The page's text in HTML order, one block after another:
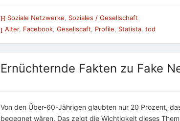
Soziale Netzwerke
Soziales / Gesellschaft
Alter, Facebook, Gesellscaft, Profile, Statista, tod
Ernüchternde Fakten zu Fake
Von den Über-60-Jährigen glaubten nur 20 Prozent,
begegnet wären. Das zeigt die Wichtigkeit dieses